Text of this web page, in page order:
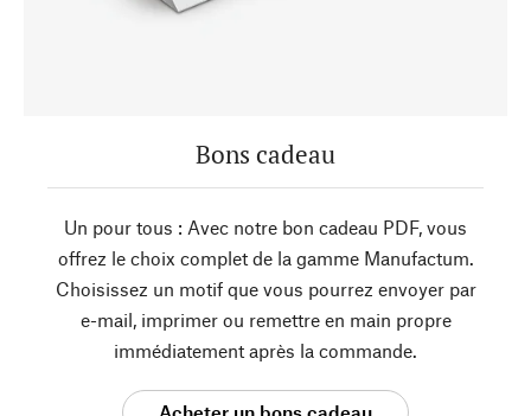
Bons cadeau
Un pour tous : Avec notre bon cadeau PDF, vous
offrez le choix complet de la gamme Manufactum.
Choisissez un motif que vous pourrez envoyer par
e-mail, imprimer ou remettre en main propre
immédiatement après la commande.